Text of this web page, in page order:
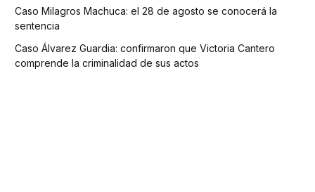
Caso Milagros Machuca: el 28 de agosto se conocerá la
sentencia
Caso Álvarez Guardia: confirmaron que Victoria Cantero
comprende la criminalidad de sus actos